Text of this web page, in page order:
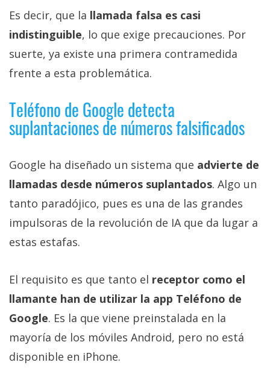
Es decir, que la llamada falsa es casi
indistinguible, lo que exige precauciones. Por
suerte, ya existe una primera contramedida
frente a esta problemática.
Teléfono de Google detecta
suplantaciones de números falsificados
Google ha diseñado un sistema que advierte de
llamadas desde números suplantados. Algo un
tanto paradójico, pues es una de las grandes
impulsoras de la revolución de IA que da lugar a
estas estafas.
El requisito es que tanto el receptor como el
llamante han de utilizar la app Teléfono de
Google. Es la que viene preinstalada en la
mayoría de los móviles Android, pero no está
disponible en iPhone.